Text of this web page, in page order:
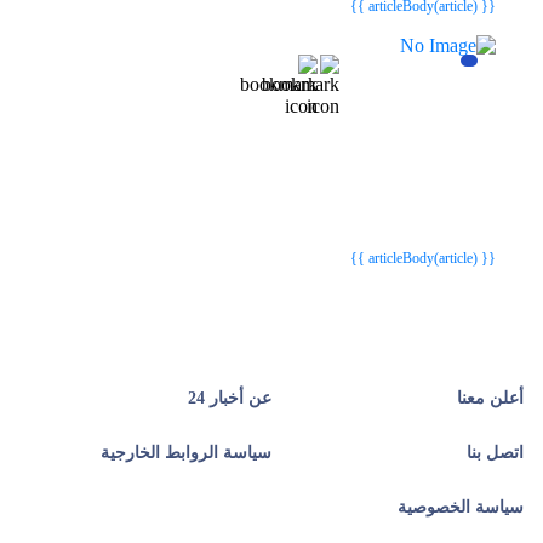
{{ articleBody(article) }}
{{ articleBody(article) }}
أعلن معنا عن أخبار 24
اتصل بنا سياسة الروابط الخارجية
سياسة الخصوصية